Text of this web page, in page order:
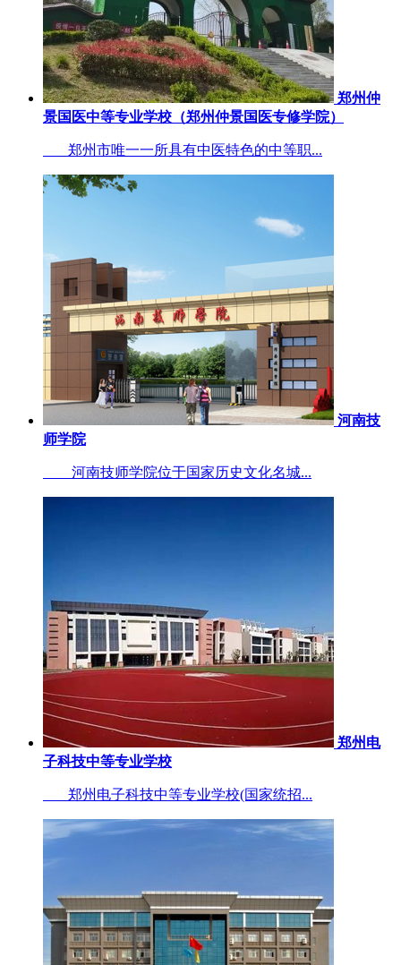
郑州仲
景国医中等专业学校（郑州仲景国医专修学院）
郑州市唯一一所具有中医特色的中等职...
河南技
师学院
河南技师学院位于国家历史文化名城...
郑州电
子科技中等专业学校
郑州电子科技中等专业学校(国家统招...